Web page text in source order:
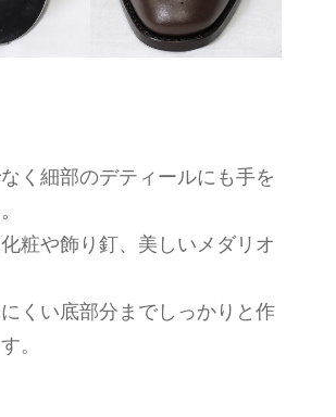
く細部のデティールにも手を
粧や飾り釘、美しいメダリオ
くい底部分までしっかりと作
。